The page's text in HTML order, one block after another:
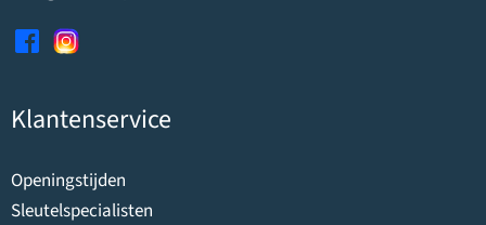
Klantenservice
Openingstijden
Sleutelspecialisten